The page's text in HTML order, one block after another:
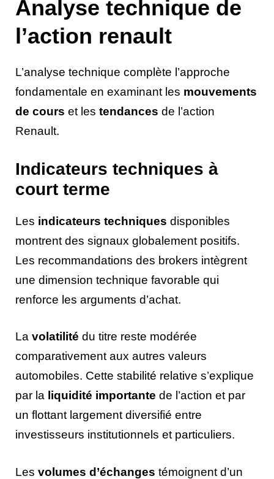
Analyse technique de
l’action renault
L’analyse technique complète l’approche
fondamentale en examinant les mouvements
de cours et les tendances de l’action
Renault.
Indicateurs techniques à
court terme
Les indicateurs techniques disponibles
montrent des signaux globalement positifs.
Les recommandations des brokers intègrent
une dimension technique favorable qui
renforce les arguments d’achat.
La volatilité du titre reste modérée
comparativement aux autres valeurs
automobiles. Cette stabilité relative s’explique
par la liquidité importante de l’action et par
un flottant largement diversifié entre
investisseurs institutionnels et particuliers.
Les volumes d’échanges témoignent d’un